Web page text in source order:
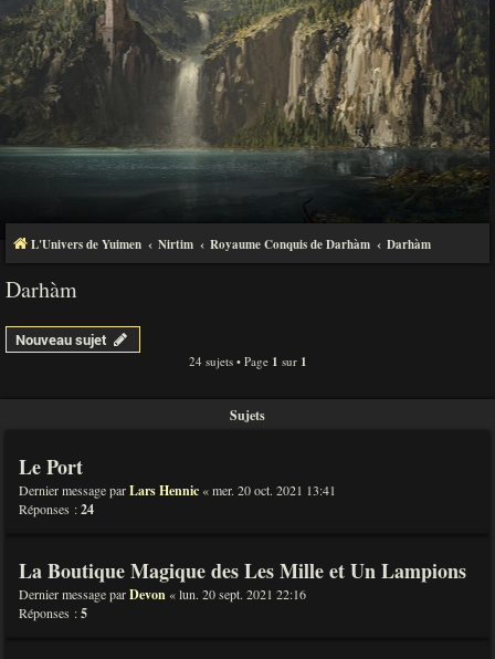
L'Univers de Yuimen Nirtim Royaume Conquis de Darhàm Darhàm
Darhàm
Nouveau sujet
24 sujets • Page 1 sur 1
Sujets
Le Port
Dernier message parLars Hennic «mer. 20 oct. 2021 13:41
Réponses :24
La Boutique Magique des Les Mille et Un Lampions
Dernier message parDevon «lun. 20 sept. 2021 22:16
Réponses :5